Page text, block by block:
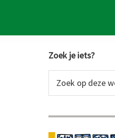
Primaire
Sidebar
Zoek je iets?
op
website